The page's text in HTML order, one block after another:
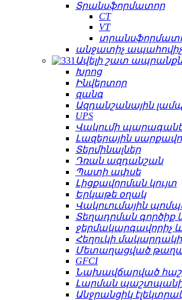
Տրանսֆորմատոր
CT
VT
անջատիչ ապահովիչ
Ավելի շատ
Խրոց
Ինվերտոր
զանգ
Ազդանշանային
UPS
Վակումի
Լազերային
Տերմինալներ
Դռան ազդանշան
Պատի ափսե
Լիցքավորման կույտ
Երկաթե օղակ
Վակուումային
Տեղադրման գործիք
ջերմակարգավորիչ
Հեղուկի
Մետաղացված
GFCI
Նախավճարված
Լարման
Անջրանցիկ